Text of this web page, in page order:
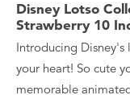
แกดเจ็ต
Disney Lotso
Strawberry 10
Introducing
your heart! So cute
memorable